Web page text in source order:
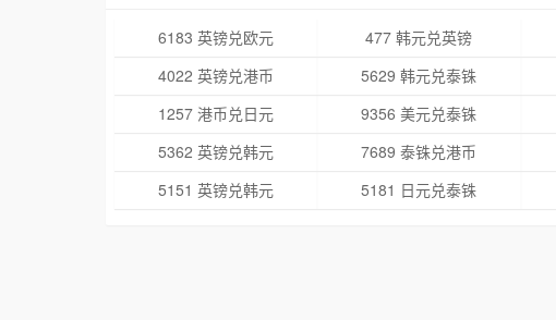
6183 英镑兑欧元 477 韩元兑英镑
4022 英镑兑港币
5629 韩元兑泰铢
1257 港币兑日元
9356 美元兑泰铢
5362 英镑兑韩元
7689 泰铢兑港币
5151 英镑兑韩元
5181 日元兑泰铢